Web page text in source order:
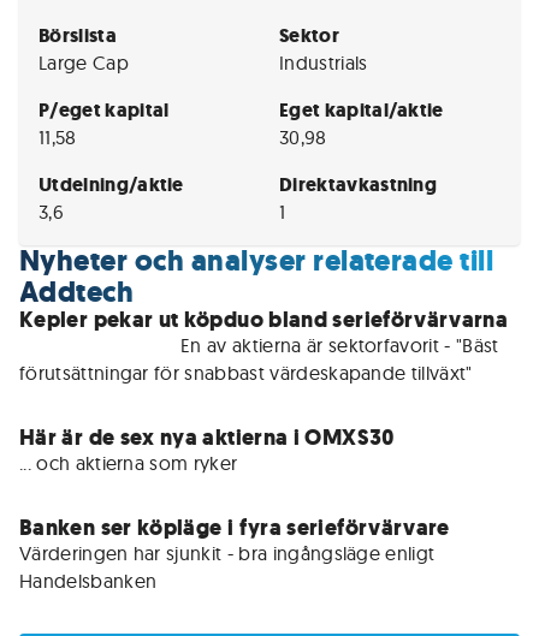
Börslista
Large Cap
Sektor
Industrials
P/eget kapital
11,58
Eget kapital/aktie
30,98
Utdelning/aktie
3,6
Direktavkastning
1
Nyheter och analyser relaterade till
Addtech
Kepler pekar ut köpduo bland serieförvärvarna
En av aktierna är sektorfavorit - "Bäst
förutsättningar för snabbast värdeskapande tillväxt"
Här är de sex nya aktierna i OMXS30
... och aktierna som ryker
Banken ser köpläge i fyra serieförvärvare
Värderingen har sjunkit - bra ingångsläge enligt
Handelsbanken